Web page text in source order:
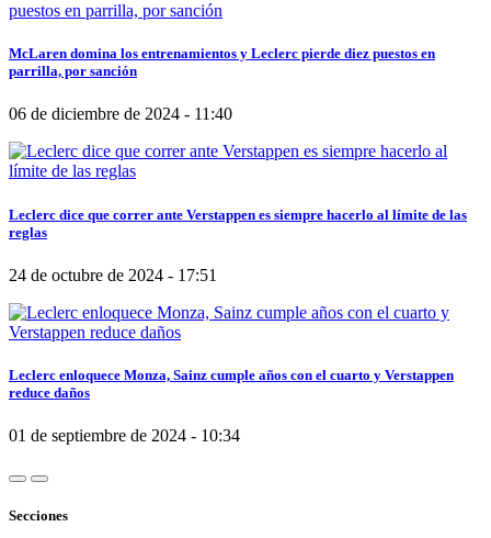
McLaren domina los entrenamientos y Leclerc pierde diez puestos en
parrilla, por sanción
06 de diciembre de 2024 - 11:40
Leclerc dice que correr ante Verstappen es siempre hacerlo al límite de las
reglas
24 de octubre de 2024 - 17:51
Leclerc enloquece Monza, Sainz cumple años con el cuarto y Verstappen
reduce daños
01 de septiembre de 2024 - 10:34
Secciones